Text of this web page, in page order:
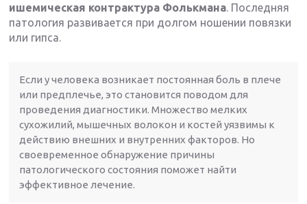
ишемическая контрактура Фолькмана. Последняя
патология развивается при долгом ношении повязки
или гипса.
Если у человека возникает постоянная боль в плече
или предплечье, это становится поводом для
проведения диагностики. Множество мелких
сухожилий, мышечных волокон и костей уязвимы к
действию внешних и внутренних факторов. Но
своевременное обнаружение причины
патологического состояния поможет найти
эффективное лечение.